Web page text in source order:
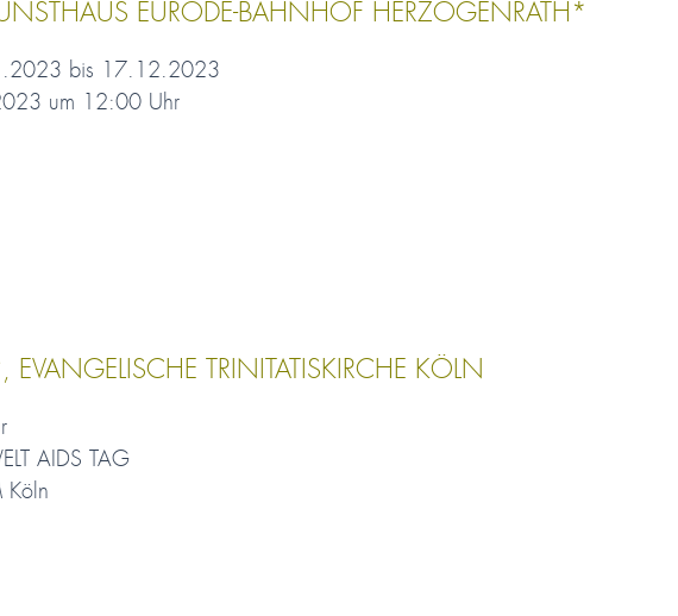
EURODE-BAHNHOF HERZOGENRATH*
bis 17.12.2023
um 12:00 Uhr
EVANGELISCHE TRINITATISKIRCHE KÖLN
AIDS TAG
Köln